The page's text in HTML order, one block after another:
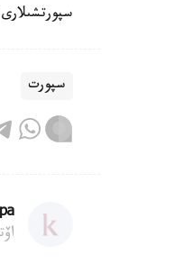
سپورتشىلارى 3 التىن مەدال جەڭىپ العان ەدى.
سپورت